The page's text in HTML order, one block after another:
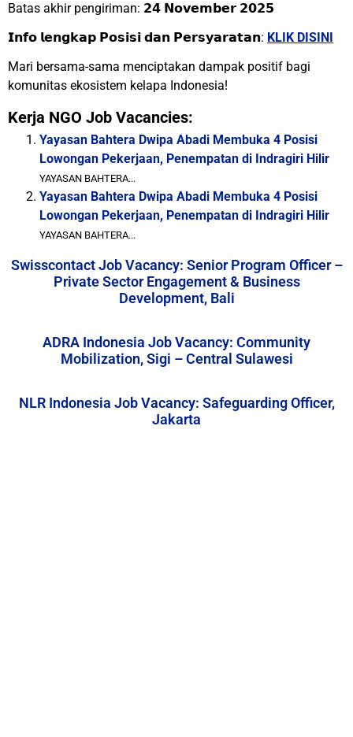
Batas akhir pengiriman: 𝟮𝟰 𝗡𝗼𝘃𝗲𝗺𝗯𝗲𝗿 𝟮𝟬𝟮𝟱
𝗜𝗻𝗳𝗼 𝗹𝗲𝗻𝗴𝗸𝗮𝗽 𝗣𝗼𝘀𝗶𝘀𝗶 𝗱𝗮𝗻 𝗣𝗲𝗿𝘀𝘆𝗮𝗿𝗮𝘁𝗮𝗻: KLIK DISINI
Mari bersama-sama menciptakan dampak positif bagi
komunitas ekosistem kelapa Indonesia!
Kerja NGO Job Vacancies:
Yayasan Bahtera Dwipa Abadi Membuka 4 Posisi
Lowongan Pekerjaan, Penempatan di Indragiri Hilir
YAYASAN BAHTERA...
Yayasan Bahtera Dwipa Abadi Membuka 4 Posisi
Lowongan Pekerjaan, Penempatan di Indragiri Hilir
YAYASAN BAHTERA...
Swisscontact Job Vacancy: Senior Program Officer –
Private Sector Engagement & Business
Development, Bali
ADRA Indonesia Job Vacancy: Community
Mobilization, Sigi – Central Sulawesi
NLR Indonesia Job Vacancy: Safeguarding Officer,
Jakarta